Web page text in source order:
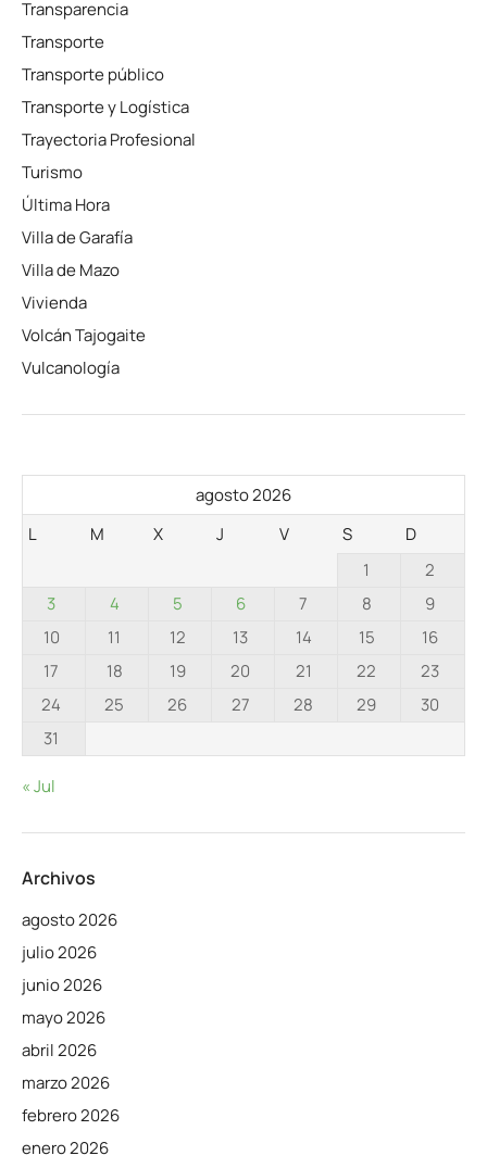
Transparencia
Transporte
Transporte público
Transporte y Logística
Trayectoria Profesional
Turismo
Última Hora
Villa de Garafía
Villa de Mazo
Vivienda
Volcán Tajogaite
Vulcanología
agosto 2026
L
M X J V S
D
1
2
3
4 5 6 7 8
9
10
11 12 13 14 15
16
17
18 19 20 21 22
23
24
25 26 27 28 29
30
31
« Jul
Archivos
agosto 2026
julio 2026
junio 2026
mayo 2026
abril 2026
marzo 2026
febrero 2026
enero 2026